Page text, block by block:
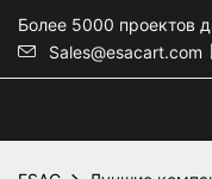
Более 5000 проектов
Sales@esacart.com